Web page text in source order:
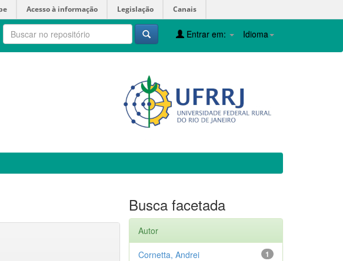
Acesso à informação Legislação Canais
Idioma
Entrar em:
Busca facetada
Autor
1
Cornetta, Andrei